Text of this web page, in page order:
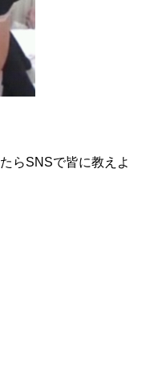
らSNSで皆に教えよ